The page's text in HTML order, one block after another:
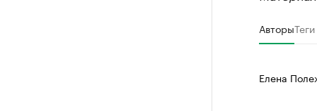
АвторыТеги
Елена